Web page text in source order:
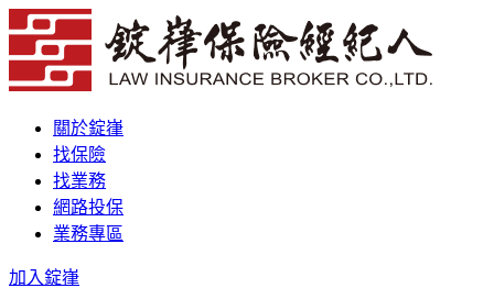
關於錠嵂
找保險
找業務
網路投保
業務專區
加入錠嵂